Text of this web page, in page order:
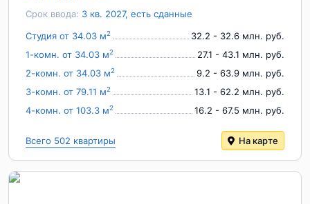
Срок ввода: 3 кв. 2027, есть сданные
Студия от 34.03 м2
32.2 - 32.6 млн. руб.
1-комн. от 34.03 м2
27.1 - 43.1 млн. руб.
2-комн. от 34.03 м2
9.2 - 63.9 млн. руб.
3-комн. от 79.11 м2
13.1 - 62.2 млн. руб.
4-комн. от 103.3 м2 16.2 - 67.5 млн. руб.
Всего 502 квартиры На карте